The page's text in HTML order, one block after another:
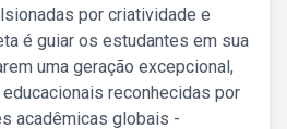
por criatividade e
é guiar os estudantes em sua
uma geração excepcional,
reconhecidas por
acadêmicas globais -